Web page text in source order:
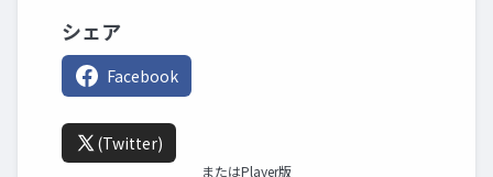
シェア
Facebook
(Twitter)
またはPlayer版